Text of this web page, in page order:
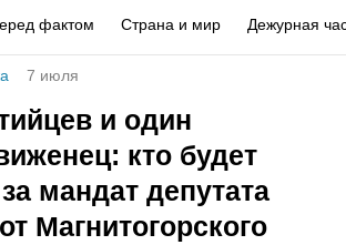
фактом Страна и мир Дежурная
7 июля
и один
кто будет
мандат депутата
Магнитогорского